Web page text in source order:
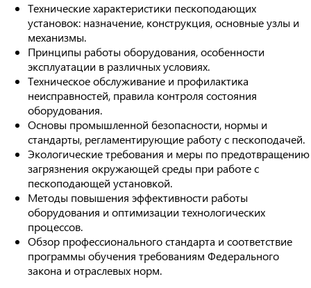
Технические характеристики пескоподающих
установок: назначение, конструкция, основные узлы и
механизмы.
Принципы работы оборудования, особенности
эксплуатации в различных условиях.
Техническое обслуживание и профилактика
неисправностей, правила контроля состояния
оборудования.
Основы промышленной безопасности, нормы и
стандарты, регламентирующие работу с пескоподачей.
Экологические требования и меры по предотвращению
загрязнения окружающей среды при работе с
пескоподающей установкой.
Методы повышения эффективности работы
оборудования и оптимизации технологических
процессов.
Обзор профессионального стандарта и соответствие
программы обучения требованиям Федерального
закона и отраслевых норм.